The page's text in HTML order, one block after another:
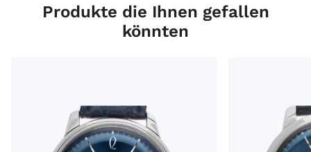
Produkte die Ihnen gefallen
könnten